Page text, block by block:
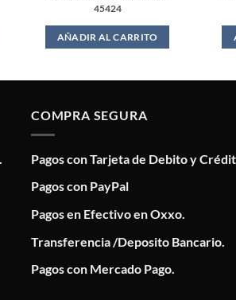
45424
AÑADIR AL CARRITO
COMPRA SEGURA
Pagos con Tarjeta de Debito y
Pagos con PayPal
Pagos en Efectivo en Oxxo.
Transferencia /Deposito Bancario.
Pagos con Mercado Pago.